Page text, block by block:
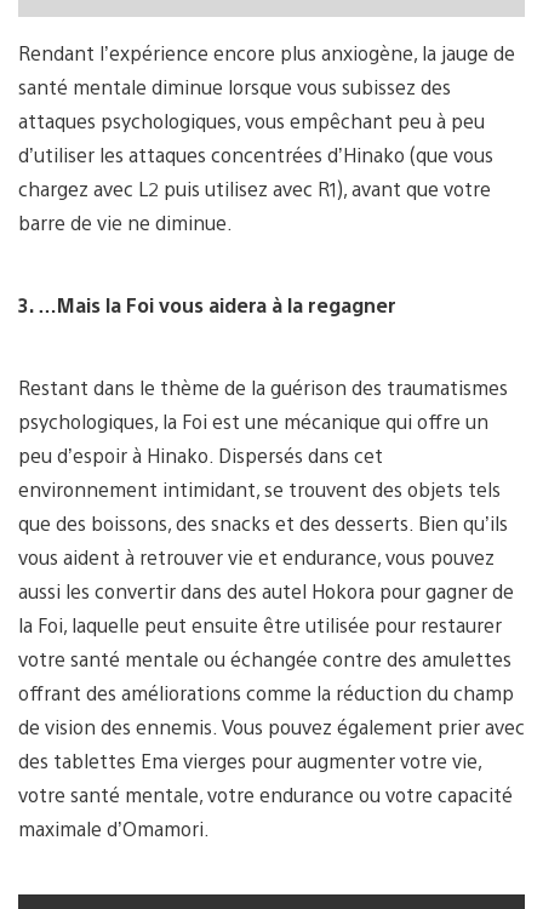
Rendant l’expérience encore plus anxiogène, la jauge de
santé mentale diminue lorsque vous subissez des
attaques psychologiques, vous empêchant peu à peu
d’utiliser les attaques concentrées d’Hinako (que vous
chargez avec L2 puis utilisez avec R1), avant que votre
barre de vie ne diminue.
3. …Mais la Foi vous aidera à la regagner
Restant dans le thème de la guérison des traumatismes
psychologiques, la Foi est une mécanique qui offre un
peu d’espoir à Hinako. Dispersés dans cet
environnement intimidant, se trouvent des objets tels
que des boissons, des snacks et des desserts. Bien qu’ils
vous aident à retrouver vie et endurance, vous pouvez
aussi les convertir dans des autel Hokora pour gagner de
la Foi, laquelle peut ensuite être utilisée pour restaurer
votre santé mentale ou échangée contre des amulettes
offrant des améliorations comme la réduction du champ
de vision des ennemis. Vous pouvez également prier avec
des tablettes Ema vierges pour augmenter votre vie,
votre santé mentale, votre endurance ou votre capacité
maximale d’Omamori.